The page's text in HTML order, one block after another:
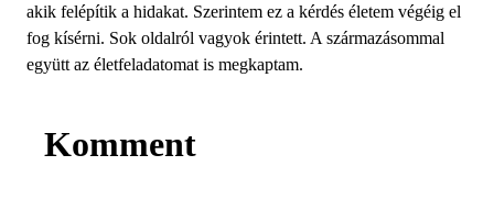
akik felépítik a hidakat. Szerintem ez a kérdés életem végéig el
fog kísérni. Sok oldalról vagyok érintett. A származásommal
együtt az életfeladatomat is megkaptam.
Komment